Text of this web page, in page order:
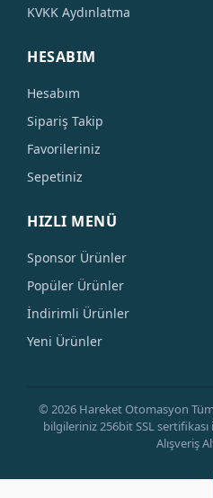
KVKK Aydınlatma
HESABIM
Hesabım
Sipariş Takip
Favorileriniz
Sepetiniz
HIZLI MENÜ
Sponsor Ürünler
Popüler Ürünler
İndirimli Ürünler
Yeni Ürünler
© 2026 Hareket Otomasyon Tüm
bilgileriniz 256bit SSL
Alışveriş